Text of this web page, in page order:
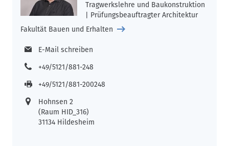
Tragwerkslehre und Baukonstruktion
| Prüfungsbeauftragter Architektur
Fakultät Bauen und Erhalten
E-Mail schreiben
+49/5121/881-248
+49/5121/881-200248
Hohnsen 2
(Raum HID_316)
31134 Hildesheim